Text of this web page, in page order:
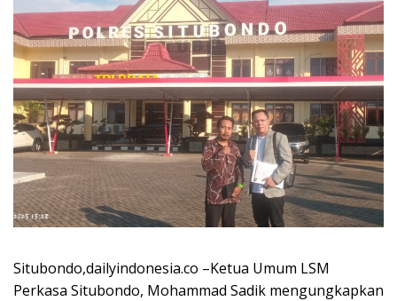
Situbondo,dailyindonesia.co –Ketua Umum LSM
Perkasa Situbondo, Mohammad Sadik mengungkapkan